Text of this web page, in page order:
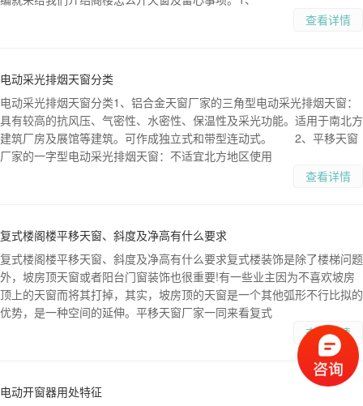
查看详情
电动采光排烟天窗分类
电动采光排烟天窗分类1、铝合金天窗厂家的三角型电动采光排烟天窗：
具有较高的抗风压、气密性、水密性、保温性及采光功能。适用于南北方
建筑厂房及展馆等建筑。可作成独立式和带型连动式。 2、平移天窗
厂家的一字型电动采光排烟天窗：不适宜北方地区使用
查看详情
复式楼阁楼平移天窗、斜度及净高有什么要求
复式楼阁楼平移天窗、斜度及净高有什么要求复式楼装饰是除了楼梯问题
外，坡房顶天窗或者阳台门窗装饰也很重要!有一些业主因为不喜欢坡房
顶上的天窗而将其打掉，其实，坡房顶的天窗是一个其他弧形不行比拟的
优势，是一种空间的延伸。平移天窗厂家一同来看复式
查看详情
电动开窗器用处特征